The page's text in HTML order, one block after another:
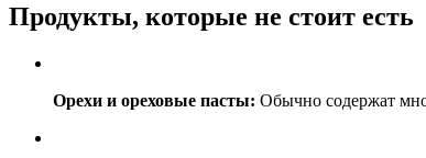
Продукты, которые не стоит есть
Орехи и ореховые пасты: Обычно содержат